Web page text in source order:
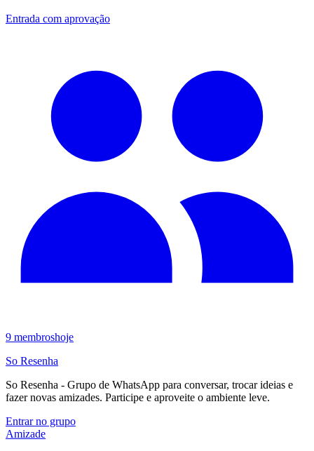
Entrada com aprovação
9 membroshoje
So Resenha
So Resenha - Grupo de WhatsApp para conversar, trocar ideias e
fazer novas amizades. Participe e aproveite o ambiente leve.
Entrar no grupo
Amizade